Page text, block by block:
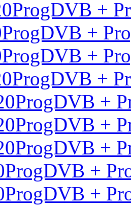
ProgDVB +
ProgDVB +
ProgDVB +
ProgDVB +
ProgDVB +
ProgDVB +
ProgDVB +
ProgDVB +
ProgDVB +